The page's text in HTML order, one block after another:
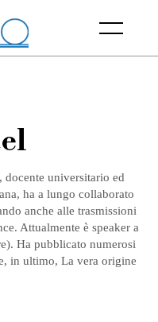
Menu
universitario ed
ha a lungo collaborato
anche alle trasmissioni
Attualmente è speaker a
Ha pubblicato numerosi
in ultimo, La vera origine